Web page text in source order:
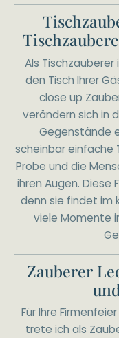
Als
den Tisch Ihrer
close up
verändern sich in
Gegenstände
scheinbar einfache
Probe und die
ihren Augen. Diese
denn sie findet im
viele Momente
Zauberer
Für Ihre
trete ich als